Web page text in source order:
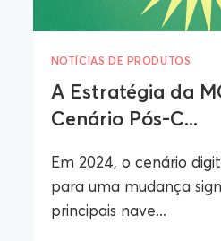
NOTÍCIAS DE PRODUTOS
A Estratégia da
Cenário Pós-C...
Em 2024, o cenário
para uma mudança
principais nave...